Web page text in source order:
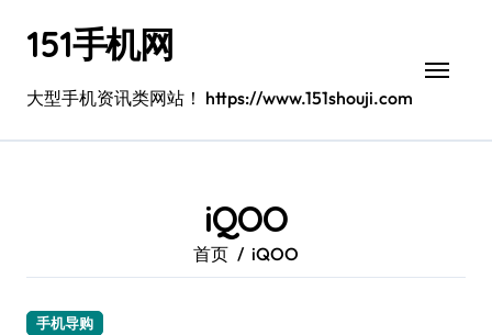
151手机网
大型手机资讯类网站！ https://www.151shouji.com
iQOO
首页 iQOO
手机导购